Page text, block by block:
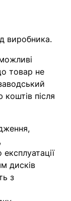
виробника.
товар не
коштів після
дисків
з